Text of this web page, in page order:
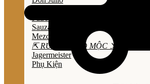
Sauza
Mezcal
⇱ RƯỢU THẢO MỘC ⇲
Jagermeister
Phụ Kiện